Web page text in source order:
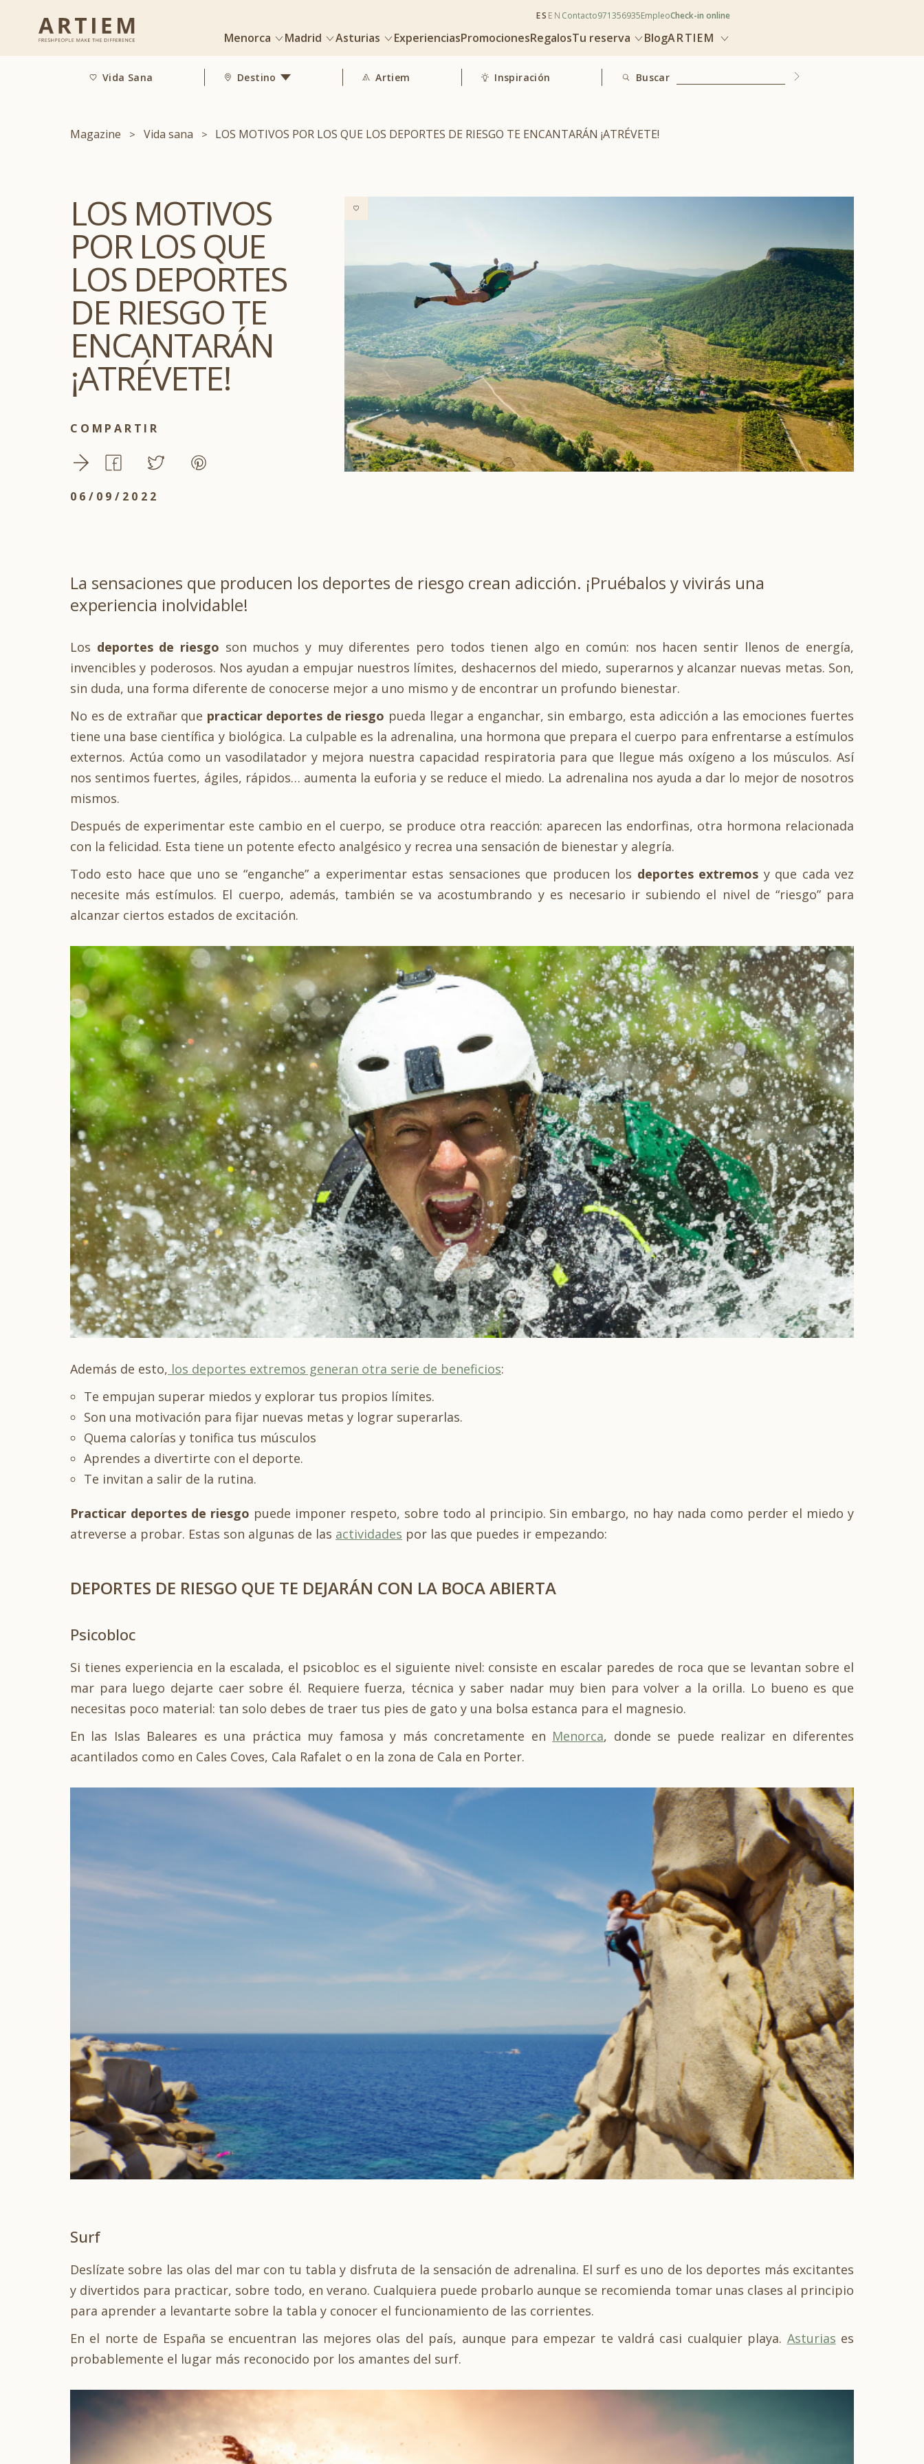
Menorca Madrid Asturias ExperienciasPromocionesRegalosTu reserva BlogARTIEM
Check-in online
Empleo
971356935
Contacto
ES EN
Vida Sana Destino Artiem Inspiración Buscar
Magazine Vida sana LOS MOTIVOS POR LOS QUE LOS DEPORTES DE RIESGO TE ENCANTARÁN ¡ATRÉVETE!
LOS MOTIVOS
POR LOS QUE
LOS DEPORTES
DE RIESGO TE
ENCANTARÁN
¡ATRÉVETE!
COMPARTIR
06/09/2022
La sensaciones que producen los deportes de riesgo crean adicción. ¡Pruébalos y vivirás una
experiencia inolvidable!
Los deportes de riesgo son muchos y muy diferentes pero todos tienen algo en común: nos hacen sentir llenos de energía,
invencibles y poderosos. Nos ayudan a empujar nuestros límites, deshacernos del miedo, superarnos y alcanzar nuevas metas. Son,
sin duda, una forma diferente de conocerse mejor a uno mismo y de encontrar un profundo bienestar.
No es de extrañar que practicar deportes de riesgo pueda llegar a enganchar, sin embargo, esta adicción a las emociones fuertes
tiene una base científica y biológica. La culpable es la adrenalina, una hormona que prepara el cuerpo para enfrentarse a estímulos
externos. Actúa como un vasodilatador y mejora nuestra capacidad respiratoria para que llegue más oxígeno a los músculos. Así
nos sentimos fuertes, ágiles, rápidos… aumenta la euforia y se reduce el miedo. La adrenalina nos ayuda a dar lo mejor de nosotros
mismos.
Después de experimentar este cambio en el cuerpo, se produce otra reacción: aparecen las endorfinas, otra hormona relacionada
con la felicidad. Esta tiene un potente efecto analgésico y recrea una sensación de bienestar y alegría.
Todo esto hace que uno se “enganche” a experimentar estas sensaciones que producen los deportes extremos y que cada vez
necesite más estímulos. El cuerpo, además, también se va acostumbrando y es necesario ir subiendo el nivel de “riesgo” para
alcanzar ciertos estados de excitación.
Además de esto, los deportes extremos generan otra serie de beneficios:
Te empujan superar miedos y explorar tus propios límites.
Son una motivación para fijar nuevas metas y lograr superarlas.
Quema calorías y tonifica tus músculos
Aprendes a divertirte con el deporte.
Te invitan a salir de la rutina.
Practicar deportes de riesgo puede imponer respeto, sobre todo al principio. Sin embargo, no hay nada como perder el miedo y
atreverse a probar. Estas son algunas de las actividades por las que puedes ir empezando:
DEPORTES DE RIESGO QUE TE DEJARÁN CON LA BOCA ABIERTA
Psicobloc
Si tienes experiencia en la escalada, el psicobloc es el siguiente nivel: consiste en escalar paredes de roca que se levantan sobre el
mar para luego dejarte caer sobre él. Requiere fuerza, técnica y saber nadar muy bien para volver a la orilla. Lo bueno es que
necesitas poco material: tan solo debes de traer tus pies de gato y una bolsa estanca para el magnesio.
En las Islas Baleares es una práctica muy famosa y más concretamente en Menorca, donde se puede realizar en diferentes
acantilados como en Cales Coves, Cala Rafalet o en la zona de Cala en Porter.
Surf
Deslízate sobre las olas del mar con tu tabla y disfruta de la sensación de adrenalina. El surf es uno de los deportes más excitantes
y divertidos para practicar, sobre todo, en verano. Cualquiera puede probarlo aunque se recomienda tomar unas clases al principio
para aprender a levantarte sobre la tabla y conocer el funcionamiento de las corrientes.
En el norte de España se encuentran las mejores olas del país, aunque para empezar te valdrá casi cualquier playa. Asturias es
probablemente el lugar más reconocido por los amantes del surf.